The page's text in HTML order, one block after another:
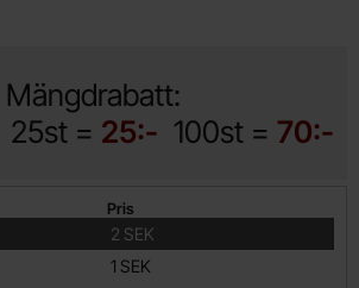
Mängdrabatt:
25st = 25:- 100st = 70:-
Pris
2 SEK
1 SEK